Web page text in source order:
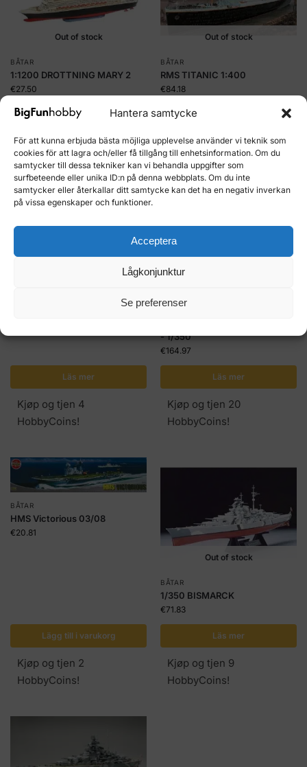
Hantera samtycke
För att kunna erbjuda bästa möjliga upplevelse använder vi teknik som
cookies för att lagra och/eller få tillgång till enhetsinformation. Om du
samtycker till dessa tekniker kan vi behandla uppgifter som
surfbeteende eller unika ID:n på denna webbplats. Om du inte
samtycker eller återkallar ditt samtycke kan det ha en negativ inverkan
på vissa egenskaper och funktioner.
Acceptera
Lågkonjunktur
Se preferenser
Out of stock
BÅTAR
1:1200 DROTTNING MARY 2
€27.50
Läs mer
Kjøp og tjen 3
HobbyCoins!
Out of stock
BÅTAR
RMS TITANIC 1:400
€84.18
Kjøp og tjen 10
HobbyCoins!
Out of stock
BÅTAR
Tamiya 1/700 HMS Prince of
Wales Slaget om Malaya 31615
Läs mer
Kjøp og tjen 4
HobbyCoins!
- 1/350
€164.97
Läs mer
Kjøp og tjen 20
HobbyCoins!
BÅTAR
HMS Victorious 03/08
€20.81
Lägg till i varukorg
Kjøp og tjen 2
HobbyCoins!
Out of stock
BÅTAR
1/350 BISMARCK
€71.83
Läs mer
Kjøp og tjen 9
HobbyCoins!